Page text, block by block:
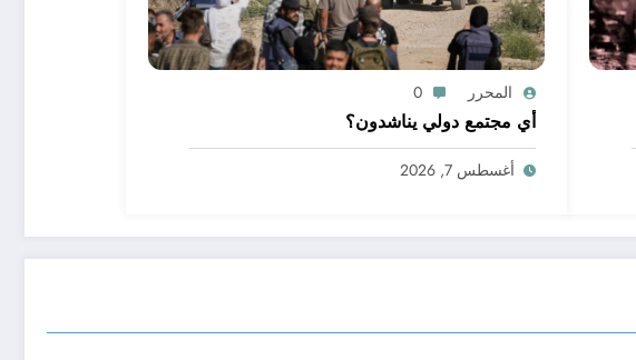
المحرر 0
أي مجتمع دولي يناشدون؟
أغسطس 7, 2026